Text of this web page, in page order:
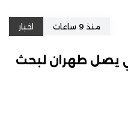
منذ 9 ساعات اخبار
يصل طهران لبحث